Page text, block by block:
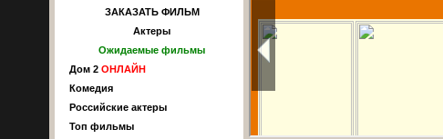
ЗАКАЗАТЬ ФИЛЬМ
Актеры
Ожидаемые фильмы
Дом 2 ОНЛАЙН
Комедия
Российские актеры
Топ фильмы